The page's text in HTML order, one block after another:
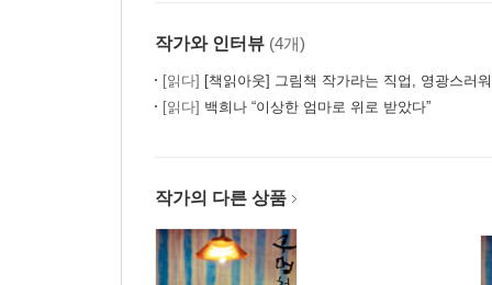
작가와 인터뷰 (4개)
[읽다] [책읽아웃] 그림책 작가라는 직업, 영광스러
[읽다] 백희나 “이상한 엄마로 위로 받았다”
작가의 다른 상품